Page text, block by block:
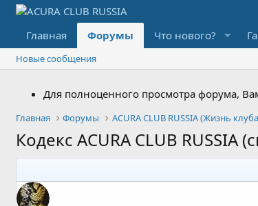
Главная Форумы Что нового?
Новые сообщения
Для полноценного просмотра форума,
Главная Форумы ACURA CLUB RUSSIA (Жизнь
Кодекс ACURA CLUB RUSSIA